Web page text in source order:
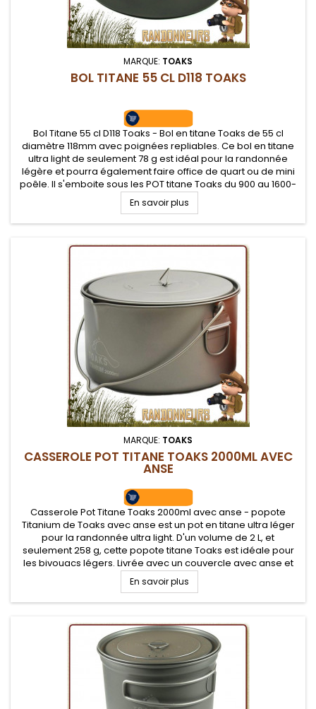
MARQUE: TOAKS
BOL TITANE 55 CL D118 TOAKS
Bol Titane 55 cl D118 Toaks - Bol en titane Toaks de 55 cl
diamètre 118mm avec poignées repliables. Ce bol en titane
ultra light de seulement 78 g est idéal pour la randonnée
légère et pourra également faire office de quart ou de mini
poêle. Il s'emboite sous les POT titane Toaks du 900 au 1600-
BH. Un bol robuste inaltérable
En savoir plus
MARQUE: TOAKS
CASSEROLE POT TITANE TOAKS 2000ML AVEC
ANSE
Casserole Pot Titane Toaks 2000ml avec anse - popote
Titanium de Toaks avec anse est un pot en titane ultra léger
pour la randonnée ultra light. D'un volume de 2 L, et
seulement 258 g, cette popote titane Toaks est idéale pour
les bivouacs légers. Livrée avec un couvercle avec anse et
une housse de transport
En savoir plus